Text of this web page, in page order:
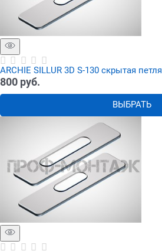
ARCHIE SILLUR 3D S-130 скрытая петля
800 руб.
ВЫБРАТЬ